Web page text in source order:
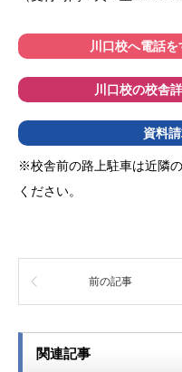
川口校へ電話
川口校の校舎
資料
※校舎前の路上駐車は近隣
ください。
前の記事
関連記事